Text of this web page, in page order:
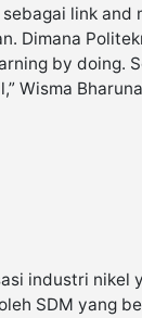
link
Dimana
by doing.
Wisma
industri nikel
SDM yang